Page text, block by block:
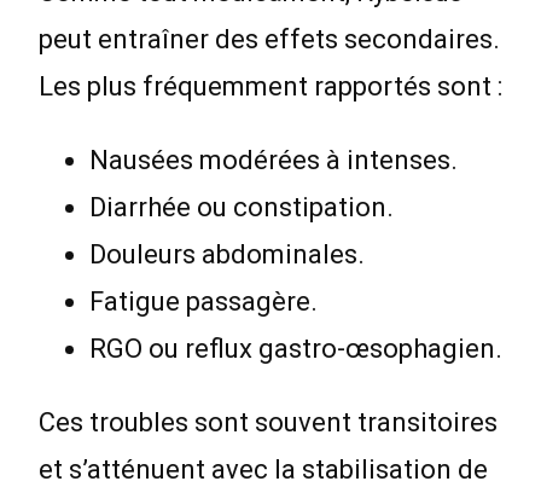
peut entraîner des effets secondaires.
Les plus fréquemment rapportés sont :
Nausées modérées à intenses.
Diarrhée ou constipation.
Douleurs abdominales.
Fatigue passagère.
RGO ou reflux gastro-œsophagien.
Ces troubles sont souvent transitoires
et s’atténuent avec la stabilisation de